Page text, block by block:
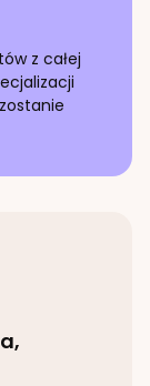
z całej